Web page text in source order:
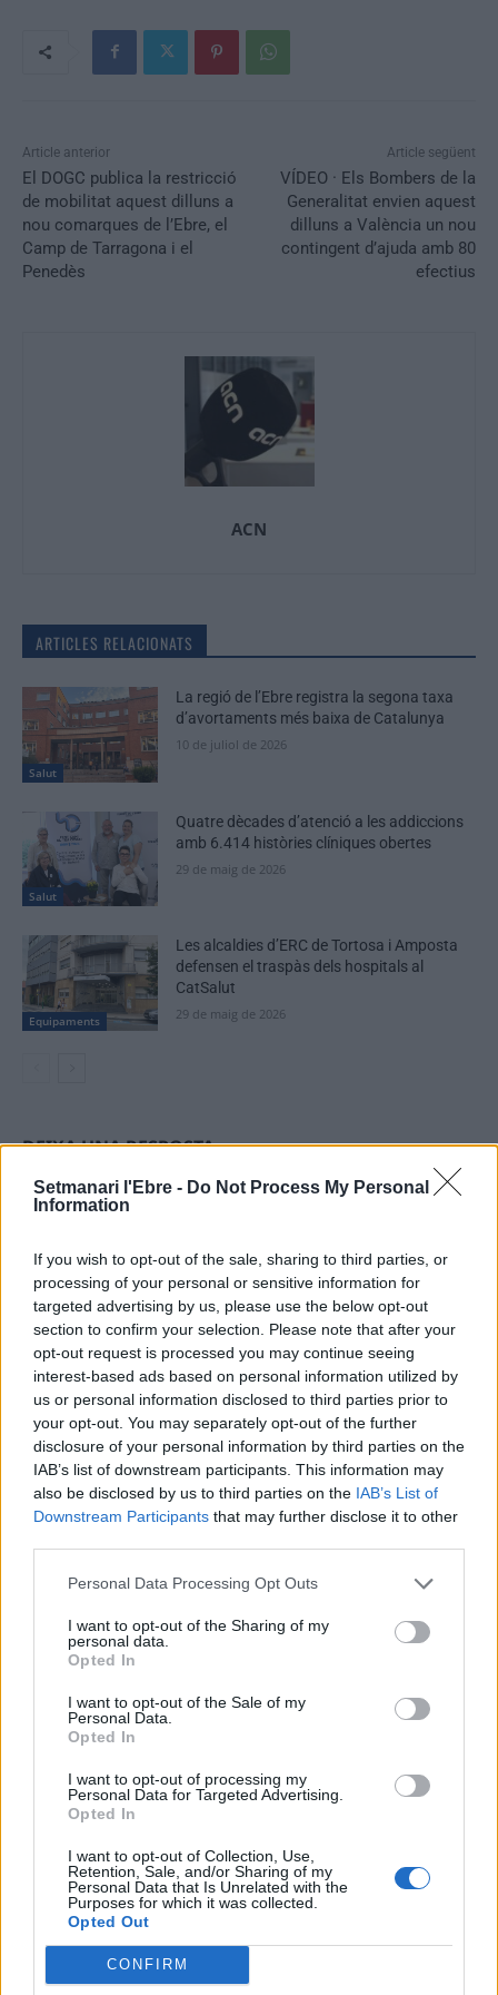
Setmanari l'Ebre - Do Not Process My Personal
Information
If you wish to opt-out of the sale, sharing to third parties, or
processing of your personal or sensitive information for
targeted advertising by us, please use the below opt-out
section to confirm your selection. Please note that after your
opt-out request is processed you may continue seeing
interest-based ads based on personal information utilized by
us or personal information disclosed to third parties prior to
your opt-out. You may separately opt-out of the further
disclosure of your personal information by third parties on the
IAB’s list of downstream participants. This information may
also be disclosed by us to third parties on the IAB’s List of
Downstream Participants that may further disclose it to other
Personal Data Processing Opt Outs
I want to opt-out of the Sharing of my
personal data.
Opted In
I want to opt-out of the Sale of my
Personal Data.
Opted In
I want to opt-out of processing my
Personal Data for Targeted Advertising.
Opted In
I want to opt-out of Collection, Use,
Retention, Sale, and/or Sharing of my
Personal Data that Is Unrelated with the
Purposes for which it was collected.
Opted Out
CONFIRM
Article anterior
El DOGC publica la restricció
de mobilitat aquest dilluns a
nou comarques de l’Ebre, el
Camp de Tarragona i el
Penedès
Article següent
VÍDEO · Els Bombers de la
Generalitat envien aquest
dilluns a València un nou
contingent d’ajuda amb 80
efectius
ACN
ARTICLES RELACIONATS
Salut
La regió de l’Ebre registra la segona taxa
d’avortaments més baixa de Catalunya
10 de juliol de 2026
Salut
Quatre dècades d’atenció a les addiccions
amb 6.414 històries clíniques obertes
29 de maig de 2026
Equipaments
Les alcaldies d’ERC de Tortosa i Amposta
defensen el traspàs dels hospitals al
CatSalut
29 de maig de 2026
DEIXA UNA RESPOSTA
Comentari:
Deseu el meu nom, el correu electrònic i el lloc web en
ÚLTIMES NOTÍCIES
termini de les obres de l’aparcament
dels terrenys de Renfe per les altes
temperatures
Amposta recupera les Cases del Castell